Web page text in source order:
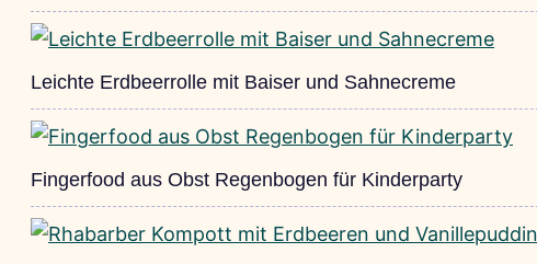
Leichte Erdbeerrolle mit Baiser und Sahnecreme
Fingerfood aus Obst Regenbogen für Kinderparty